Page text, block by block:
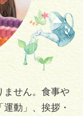
ません。食事や
動」、挨拶・